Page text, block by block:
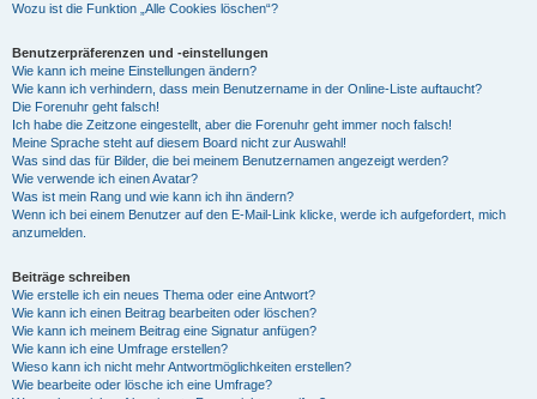
Wozu ist die Funktion „Alle Cookies löschen“?
Benutzerpräferenzen und -einstellungen
Wie kann ich meine Einstellungen ändern?
Wie kann ich verhindern, dass mein Benutzername in der Online-Liste auftaucht?
Die Forenuhr geht falsch!
Ich habe die Zeitzone eingestellt, aber die Forenuhr geht immer noch falsch!
Meine Sprache steht auf diesem Board nicht zur Auswahl!
Was sind das für Bilder, die bei meinem Benutzernamen angezeigt werden?
Wie verwende ich einen Avatar?
Was ist mein Rang und wie kann ich ihn ändern?
Wenn ich bei einem Benutzer auf den E-Mail-Link klicke, werde ich aufgefordert, mich
anzumelden.
Beiträge schreiben
Wie erstelle ich ein neues Thema oder eine Antwort?
Wie kann ich einen Beitrag bearbeiten oder löschen?
Wie kann ich meinem Beitrag eine Signatur anfügen?
Wie kann ich eine Umfrage erstellen?
Wieso kann ich nicht mehr Antwortmöglichkeiten erstellen?
Wie bearbeite oder lösche ich eine Umfrage?